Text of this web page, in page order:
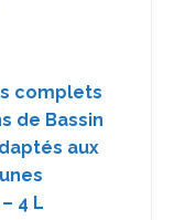
complets
de Bassin
aux
4 L